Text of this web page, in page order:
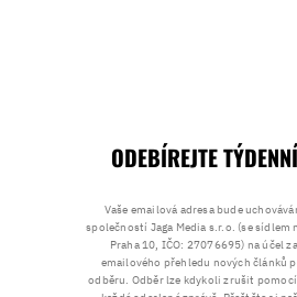
ODEBÍREJTE
Vaše emailová adresa bude
společností Jaga Media s.r.o. (se sídlem
Praha 10, IČO: 27076695) na účel
emailového přehledu nových článků
odběru. Odběr lze kdykoli zrušit